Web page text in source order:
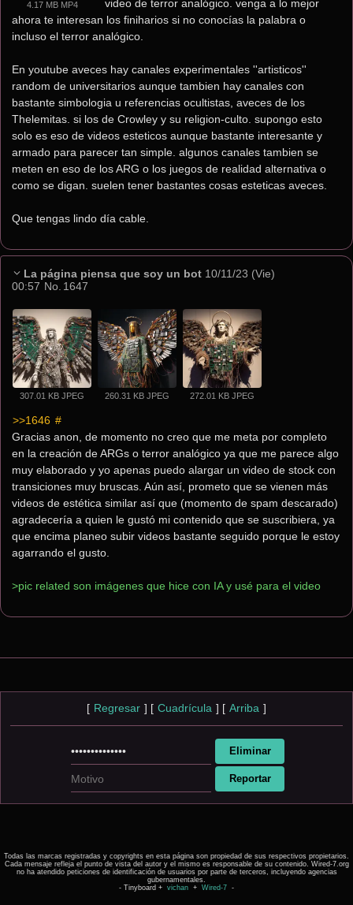
4.17 MB MP4
video de terror analógico. venga a lo mejor
ahora te interesan los finiharios si no conocías la palabra o
incluso el terror analógico.
En youtube aveces hay canales experimentales ''artisticos''
random de universitarios aunque tambien hay canales con
bastante simbologia u referencias ocultistas, aveces de los
Thelemitas. si los de Crowley y su religion-culto. supongo esto
solo es eso de videos esteticos aunque bastante interesante y
armado para parecer tan simple. algunos canales tambien se
meten en eso de los ARG o los juegos de realidad alternativa o
como se digan. suelen tener bastantes cosas esteticas aveces.
Que tengas lindo día cable.
La página piensa que soy un bot 10/11/23 (Vie)
00:57 No. 1647
307.01 KB JPEG 260.31 KB JPEG 272.01 KB JPEG
>>1646 #
Gracias anon, de momento no creo que me meta por completo
en la creación de ARGs o terror analógico ya que me parece algo
muy elaborado y yo apenas puedo alargar un video de stock con
transiciones muy bruscas. Aún así, prometo que se vienen más
videos de estética similar así que (momento de spam descarado)
agradecería a quien le gustó mi contenido que se suscribiera, ya
que encima planeo subir videos bastante seguido porque le estoy
agarrando el gusto.
>pic related son imágenes que hice con IA y usé para el video
[ Regresar ] [ Cuadrícula ] [ Arriba ]
Todas las marcas registradas y copyrights en esta página son propiedad de sus respectivos propietarios.
Cada mensaje refleja el punto de vista del autor y el mismo es responsable de su contenido. Wired-7.org
no ha atendido peticiones de identificación de usuarios por parte de terceros, incluyendo agencias
gubernamentales.
- Tinyboard + vichan + Wired-7 -